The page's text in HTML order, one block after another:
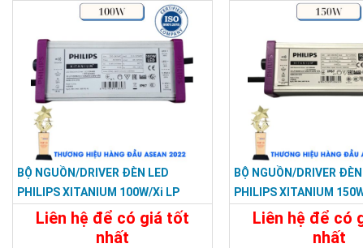
BỘ NGUỒN/DRIVER ĐÈN LED
PHILIPS XITANIUM 100W/Xi LP
100W 0.3–1.05A S1 WL I155
Liên hệ để có giá tốt
nhất
BỘ NGUỒN/DRIVER
PHILIPS XITANIUM
150W 0.3–1.05A S1 WL
Liên hệ để có
nhất